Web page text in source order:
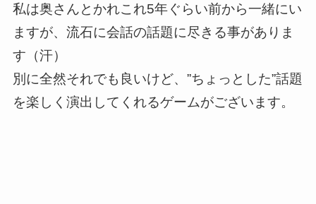
私は奥さんとかれこれ5年ぐらい前から一緒にい
ますが、流石に会話の話題に尽きる事がありま
す（汗）
別に全然それでも良いけど、”ちょっとした”話題
を楽しく演出してくれるゲームがございます。